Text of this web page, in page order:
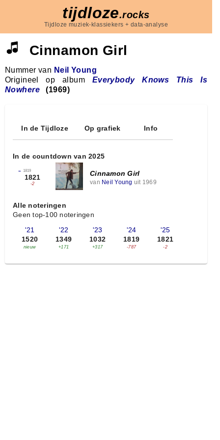
tijdloze.rocks
Tijdloze muziek-klassiekers + data-analyse
Cinnamon Girl
Nummer van Neil Young
Origineel op album Everybody Knows This Is
Nowhere
(1969)
In de Tijdloze Op grafiek Info
In de countdown van 2025
← 1819
1821
-2
Cinnamon Girl
van Neil Young uit 1969
Alle noteringen
Geen top-100 noteringen
'21
1520
nieuw
'22
1349
+171
'23
1032
+317
'24
1819
-787
'25
1821
-2